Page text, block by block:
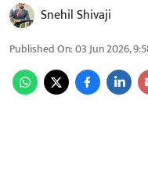
Snehil Shivaji
Published On:03 Jun 2026,